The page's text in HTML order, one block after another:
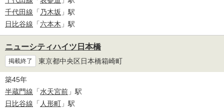
千代田線 「 乃木坂 」駅
日比谷線 「六本木 」駅
ニューシティハイツ日本橋
掲載終了 東京都中央区日本橋箱崎町
築45年
半蔵門線 「水天宮前 」駅
日比谷線 「 人形町 」駅